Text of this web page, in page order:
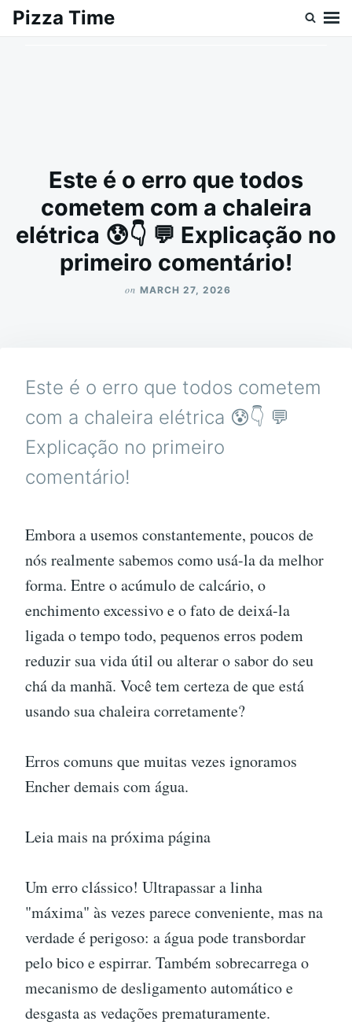
SkipSearch
Pizza Time
Este é o erro que todos
cometem com a chaleira
elétrica 😰👇 💬 Explicação no
primeiro comentário!
on MARCH 27, 2026
Este é o erro que todos cometem
com a chaleira elétrica 😰👇 💬
Explicação no primeiro
comentário!
Embora a usemos constantemente, poucos de
nós realmente sabemos como usá-la da melhor
forma. Entre o acúmulo de calcário, o
enchimento excessivo e o fato de deixá-la
ligada o tempo todo, pequenos erros podem
reduzir sua vida útil ou alterar o sabor do seu
chá da manhã. Você tem certeza de que está
usando sua chaleira corretamente?
Erros comuns que muitas vezes ignoramos
Encher demais com água.
Leia mais na próxima página
Um erro clássico! Ultrapassar a linha
"máxima" às vezes parece conveniente, mas na
verdade é perigoso: a água pode transbordar
pelo bico e espirrar. Também sobrecarrega o
mecanismo de desligamento automático e
desgasta as vedações prematuramente.